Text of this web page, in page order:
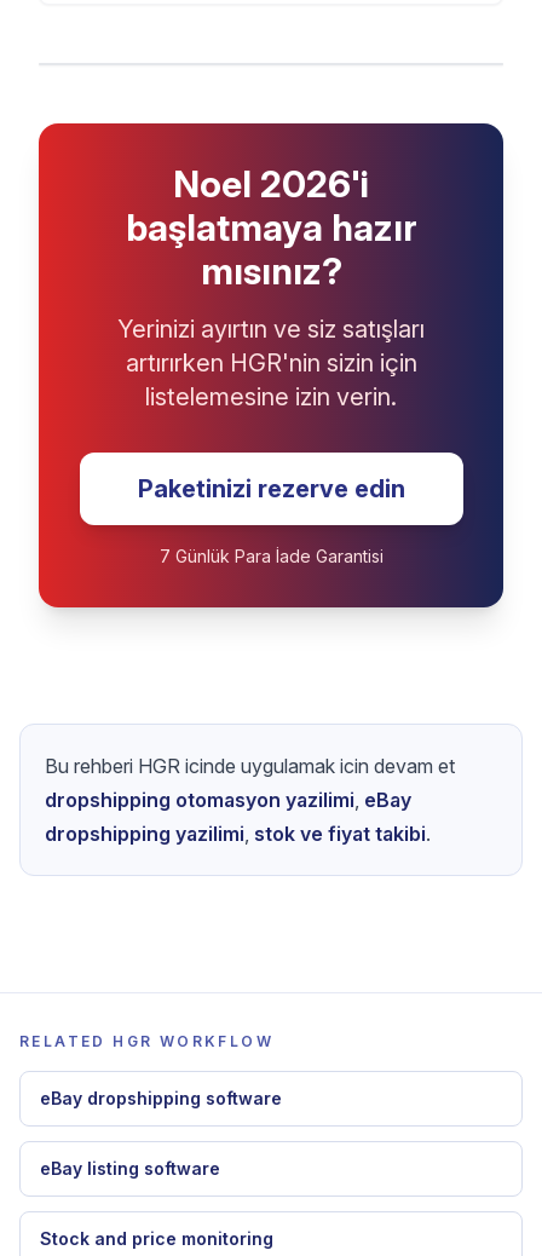
Noel 2026'i
başlatmaya hazır
mısınız?
Yerinizi ayırtın ve siz satışları
artırırken HGR'nin sizin için
listelemesine izin verin.
Paketinizi rezerve edin
7 Günlük Para İade Garantisi
Bu rehberi HGR icinde uygulamak icin devam et
dropshipping otomasyon yazilimi, eBay
dropshipping yazilimi, stok ve fiyat takibi.
RELATED HGR WORKFLOW
eBay dropshipping software
eBay listing software
Stock and price monitoring